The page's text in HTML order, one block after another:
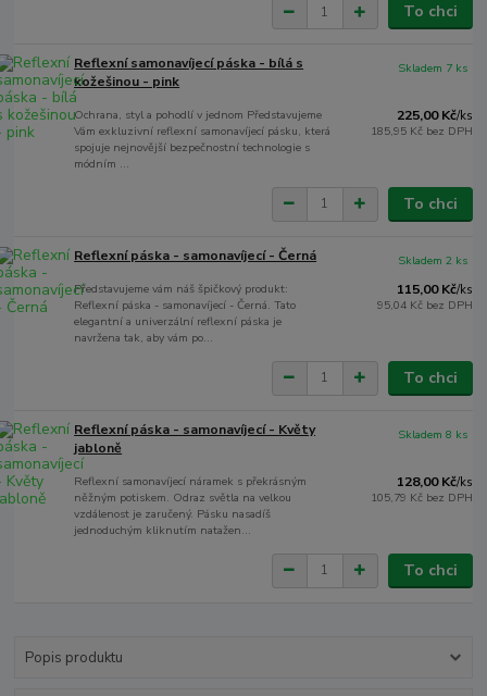
To chci
Reflexní samonavíjecí páska - bílá s
kožešinou - pink
Ochrana, styl a pohodlí v jednom Představujeme
Vám exkluzivní reflexní samonavíjecí pásku, která
spojuje nejnovější bezpečnostní technologie s
módním ...
225,00 Kč/ks
185,95 Kč bez DPH
Skladem 7 ks
To chci
Reflexní páska - samonavíjecí - Černá
Představujeme vám náš špičkový produkt:
Reflexní páska - samonavíjecí - Černá. Tato
elegantní a univerzální reflexní páska je
navržena tak, aby vám po...
115,00 Kč/ks
95,04 Kč bez DPH
Skladem 2 ks
To chci
Reflexní páska - samonavíjecí - Květy
jabloně
Reflexní samonavíjecí náramek s překrásným
něžným potiskem. Odraz světla na velkou
vzdálenost je zaručený. Pásku nasadíš
jednoduchým kliknutím natažen...
128,00 Kč/ks
105,79 Kč bez DPH
Skladem 8 ks
To chci
Popis produktu